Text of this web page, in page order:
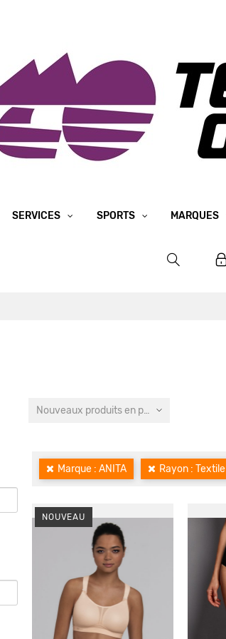
SERVICES SPORTS MARQUES
Nouveaux produits en premier
Marque : ANITA Rayon : Textile
NOUVEAU